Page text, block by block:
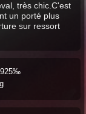
très chic.C'est
un porté plus
sur ressort
925‰